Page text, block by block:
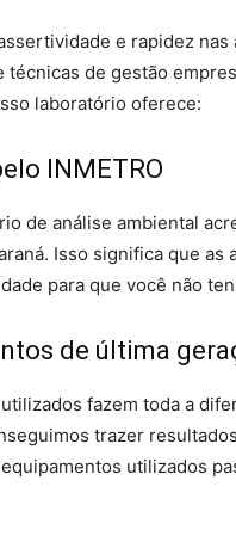
e rapidez
de gestão
laboratório oferece:
INMETRO
de análise ambiental
Isso significa que
para que você não
de última
fazem toda a
trazer
utilizados